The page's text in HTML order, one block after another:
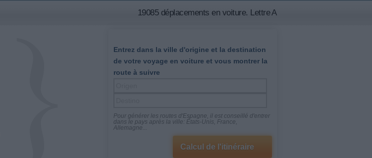
19085 déplacements en voiture. Lettre A
Entrez dans la ville d'origine et la destination
de votre voyage en voiture et vous montrer la
route à suivre
Pour générer les routes d'Espagne, il est conseillé d'entrer
dans le pays après la ville: États-Unis, France,
Allemagne...